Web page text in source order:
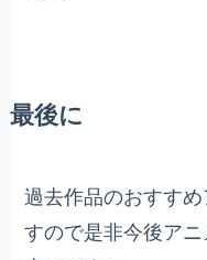
最後に
過去作品のおすす
すので是非今後ア